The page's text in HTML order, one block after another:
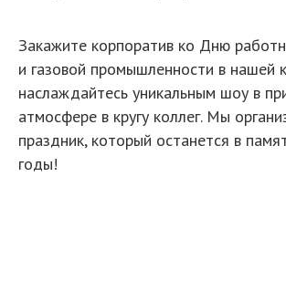
Закажите корпоратив ко Дню
и газовой промышленности в нашей
наслаждайтесь уникальным шоу в
атмосфере в кругу коллег. Мы
праздник, который останется в
годы!